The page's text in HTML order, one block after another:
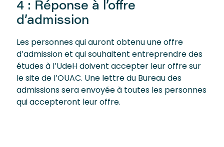
4 : Réponse à l’offre
d’admission
Les personnes qui auront obtenu une offre
d’admission et qui souhaitent entreprendre des
études à l’UdeH doivent accepter leur offre sur
le site de l’OUAC. Une lettre du Bureau des
admissions sera envoyée à toutes les personnes
qui accepteront leur offre.